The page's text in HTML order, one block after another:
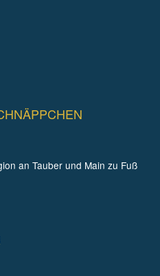
an Tauber und Main zu Fuß